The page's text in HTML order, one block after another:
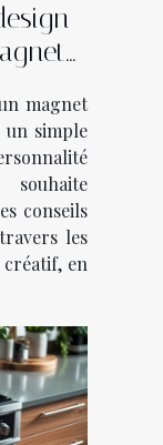
magnet
simple
conseils
les
créatif, en